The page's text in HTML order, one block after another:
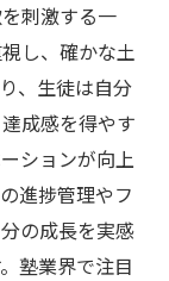
刺激する一
し、確かな土
、生徒は自分
成感を得やす
ションが向上
進捗管理やフ
の成長を実感
塾業界で注目